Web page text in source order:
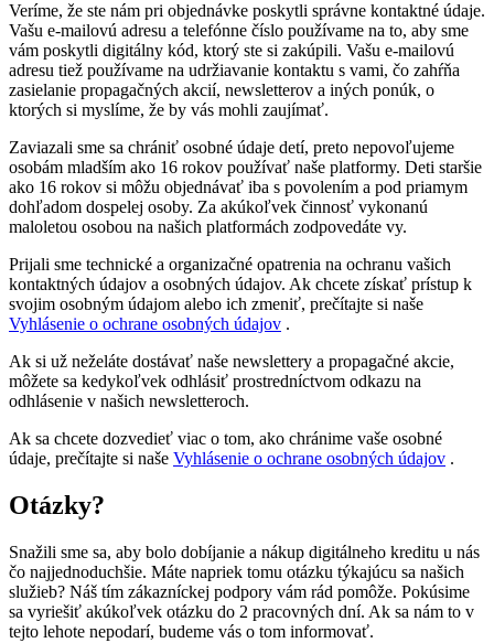
Veríme, že ste nám pri objednávke poskytli správne kontaktné údaje.
Vašu e-mailovú adresu a telefónne číslo používame na to, aby sme
vám poskytli digitálny kód, ktorý ste si zakúpili. Vašu e-mailovú
adresu tiež používame na udržiavanie kontaktu s vami, čo zahŕňa
zasielanie propagačných akcií, newsletterov a iných ponúk, o
ktorých si myslíme, že by vás mohli zaujímať.
Zaviazali sme sa chrániť osobné údaje detí, preto nepovoľujeme
osobám mladším ako 16 rokov používať naše platformy. Deti staršie
ako 16 rokov si môžu objednávať iba s povolením a pod priamym
dohľadom dospelej osoby. Za akúkoľvek činnosť vykonanú
maloletou osobou na našich platformách zodpovedáte vy.
Prijali sme technické a organizačné opatrenia na ochranu vašich
kontaktných údajov a osobných údajov. Ak chcete získať prístup k
svojim osobným údajom alebo ich zmeniť, prečítajte si naše
Vyhlásenie o ochrane osobných údajov .
Ak si už neželáte dostávať naše newslettery a propagačné akcie,
môžete sa kedykoľvek odhlásiť prostredníctvom odkazu na
odhlásenie v našich newsletteroch.
Ak sa chcete dozvedieť viac o tom, ako chránime vaše osobné
údaje, prečítajte si naše Vyhlásenie o ochrane osobných údajov .
Otázky?
Snažili sme sa, aby bolo dobíjanie a nákup digitálneho kreditu u nás
čo najjednoduchšie. Máte napriek tomu otázku týkajúcu sa našich
služieb? Náš tím zákazníckej podpory vám rád pomôže. Pokúsime
sa vyriešiť akúkoľvek otázku do 2 pracovných dní. Ak sa nám to v
tejto lehote nepodarí, budeme vás o tom informovať.